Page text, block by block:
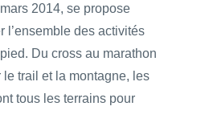
2014, se propose
l’ensemble des activités
Du cross au marathon
le trail et la montagne, les
tous les terrains pour